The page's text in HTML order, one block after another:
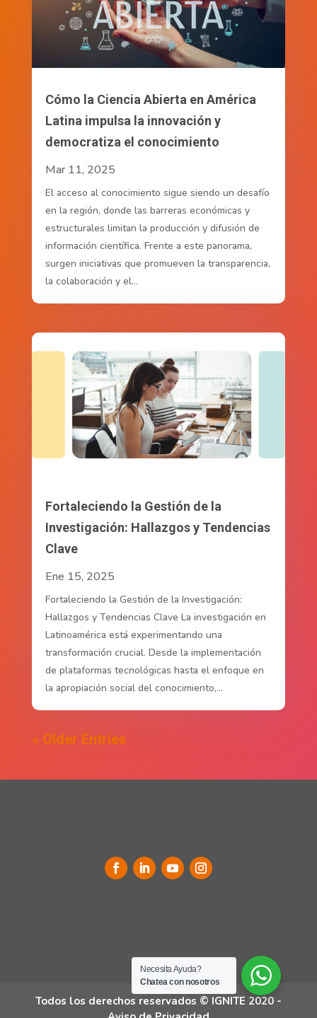
Cómo la Ciencia Abierta en América
Latina impulsa la innovación y
democratiza el conocimiento
Mar 11, 2025
El acceso al conocimiento sigue siendo un desafío
en la región, donde las barreras económicas y
estructurales limitan la producción y difusión de
información científica. Frente a este panorama,
surgen iniciativas que promueven la transparencia,
la colaboración y el...
Fortaleciendo la Gestión de la
Investigación: Hallazgos y Tendencias
Clave
Ene 15, 2025
Fortaleciendo la Gestión de la Investigación:
Hallazgos y Tendencias Clave La investigación en
Latinoamérica está experimentando una
transformación crucial. Desde la implementación
de plataformas tecnológicas hasta el enfoque en
la apropiación social del conocimiento,...
« Older Entries
Todos los derechos reservados © IGNITE 2020 -
Necesita Ayuda?
Chatea con nosotros